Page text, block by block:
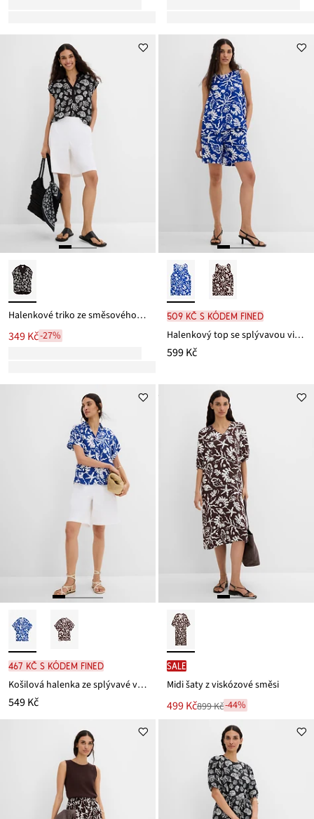
Halenkové triko ze směsového materiálu
349 Kč-27%
509 Kč s kódem FINED
Halenkový top se splývavou viskózou
599 Kč
467 Kč s kódem FINED
Košilová halenka ze splývavé viskózy
549 Kč
SALE
Midi šaty z viskózové směsi
Nová
cena
499 Kč
Zlevněno899 Kč-44%